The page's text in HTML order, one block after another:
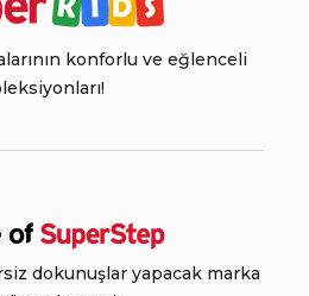
konforlu ve eğlenceli
dokunuşlar yapacak marka